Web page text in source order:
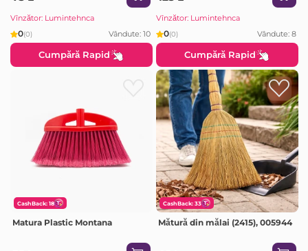
Vînzător: Lumintehnca
0(0) Vândute: 10
Cumpără Rapid
Vînzător: Lumintehnca
0(0) Vândute: 8
Cumpără Rapid
CashBack: 18
Matura Plastic Montana
CashBack: 33
Mătură din mălai (2415), 005944